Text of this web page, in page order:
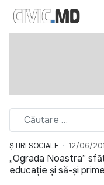
ȘTIRI SOCIALE 12/06/
„Ograda Noastra”
educație și să-și